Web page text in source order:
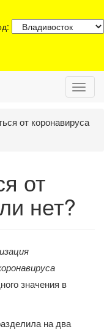
от коронавируса
от
нет?
значения в
на два